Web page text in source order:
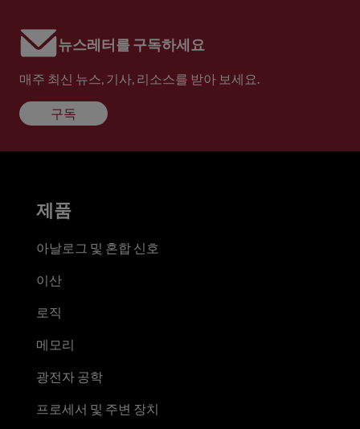
뉴스레터를 구독하세요
매주 최신 뉴스, 기사, 리소스를 받아 보세요.
구독
제품
아날로그 및 혼합 신호
이산
로직
메모리
광전자 공학
프로세서 및 주변 장치